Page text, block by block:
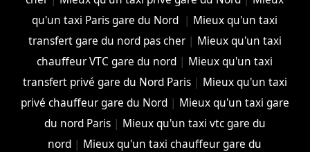
qu'un taxi Paris gare du Nord | Mieux qu'un taxi
transfert gare du nord pas cher| Mieux qu'un taxi
chauffeur VTC gare du nord | Mieux qu'un taxi
transfert privé gare du Nord Paris| Mieux qu'un taxi
privé chauffeur gare du Nord| Mieux qu'un taxi gare
du nord Paris| Mieux qu'un taxi vtc gare du
nord | Mieux qu'un taxi chauffeur gare du